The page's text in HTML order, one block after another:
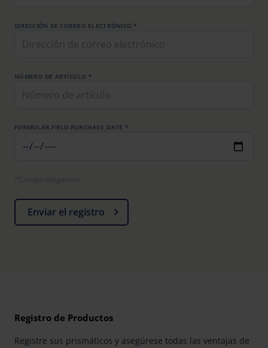
rights can be found in ourPrivacy Policy
DIRECCIÓN DE CORREO ELECTRÓNICO *
NÚMERO DE ARTÍCULO *
FORMULAR.FIELD.PURCHASE_DATE *
*Campo obligatorio
Enviar el registro
Registro de Productos
Registre sus prismáticos y asegúrese todas las ventajas de